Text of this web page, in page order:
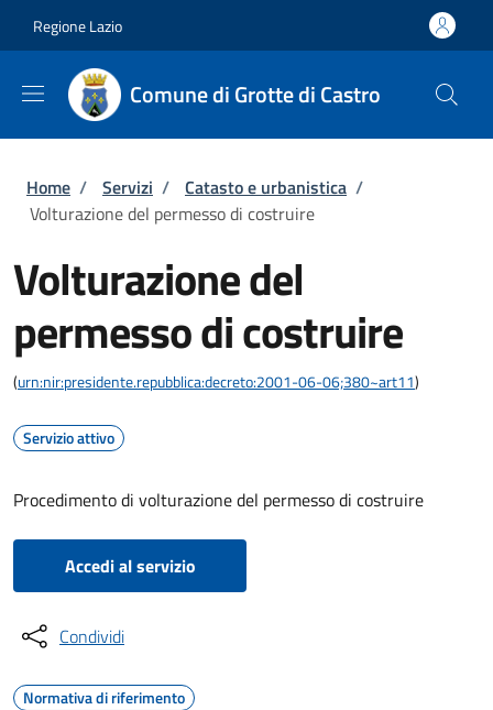
Regione Lazio
Comune di Grotte di Castro
Briciole di pane
Home / Servizi / Catasto e urbanistica /
Volturazione del permesso di costruire
Volturazione del
permesso di costruire
(urn:nir:presidente.repubblica:decreto:2001-06-06;380~art11)
Servizio attivo
Procedimento di volturazione del permesso di costruire
Accedi al servizio
Condividi
Normativa di riferimento